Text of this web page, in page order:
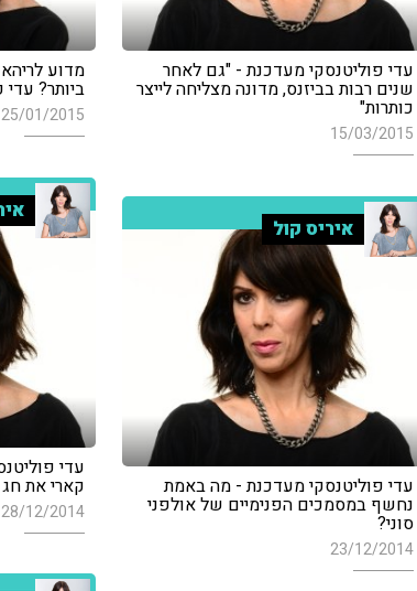
עדי פוליטנסקי מעדכנת - "גם לאחר
שנים רבות בביזנס, מדונה מצליחה לייצר
כותרות"
15/03/2015
מדוע
ביותר?
25/01/2015
עדי
קארי את
28/12/2014
איריס קול
עדי פוליטנסקי מעדכנת - מה באמת
נחשף במסמכים הפנימיים של אולפני
סוני?
23/12/2014